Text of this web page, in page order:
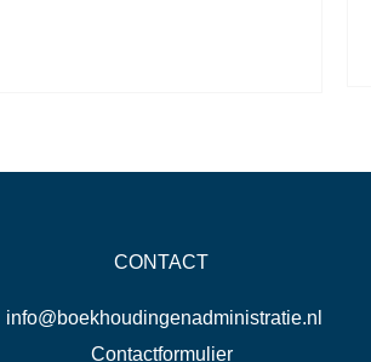
CONTACT
info@boekhoudingenadministratie.nl
Contactformulier